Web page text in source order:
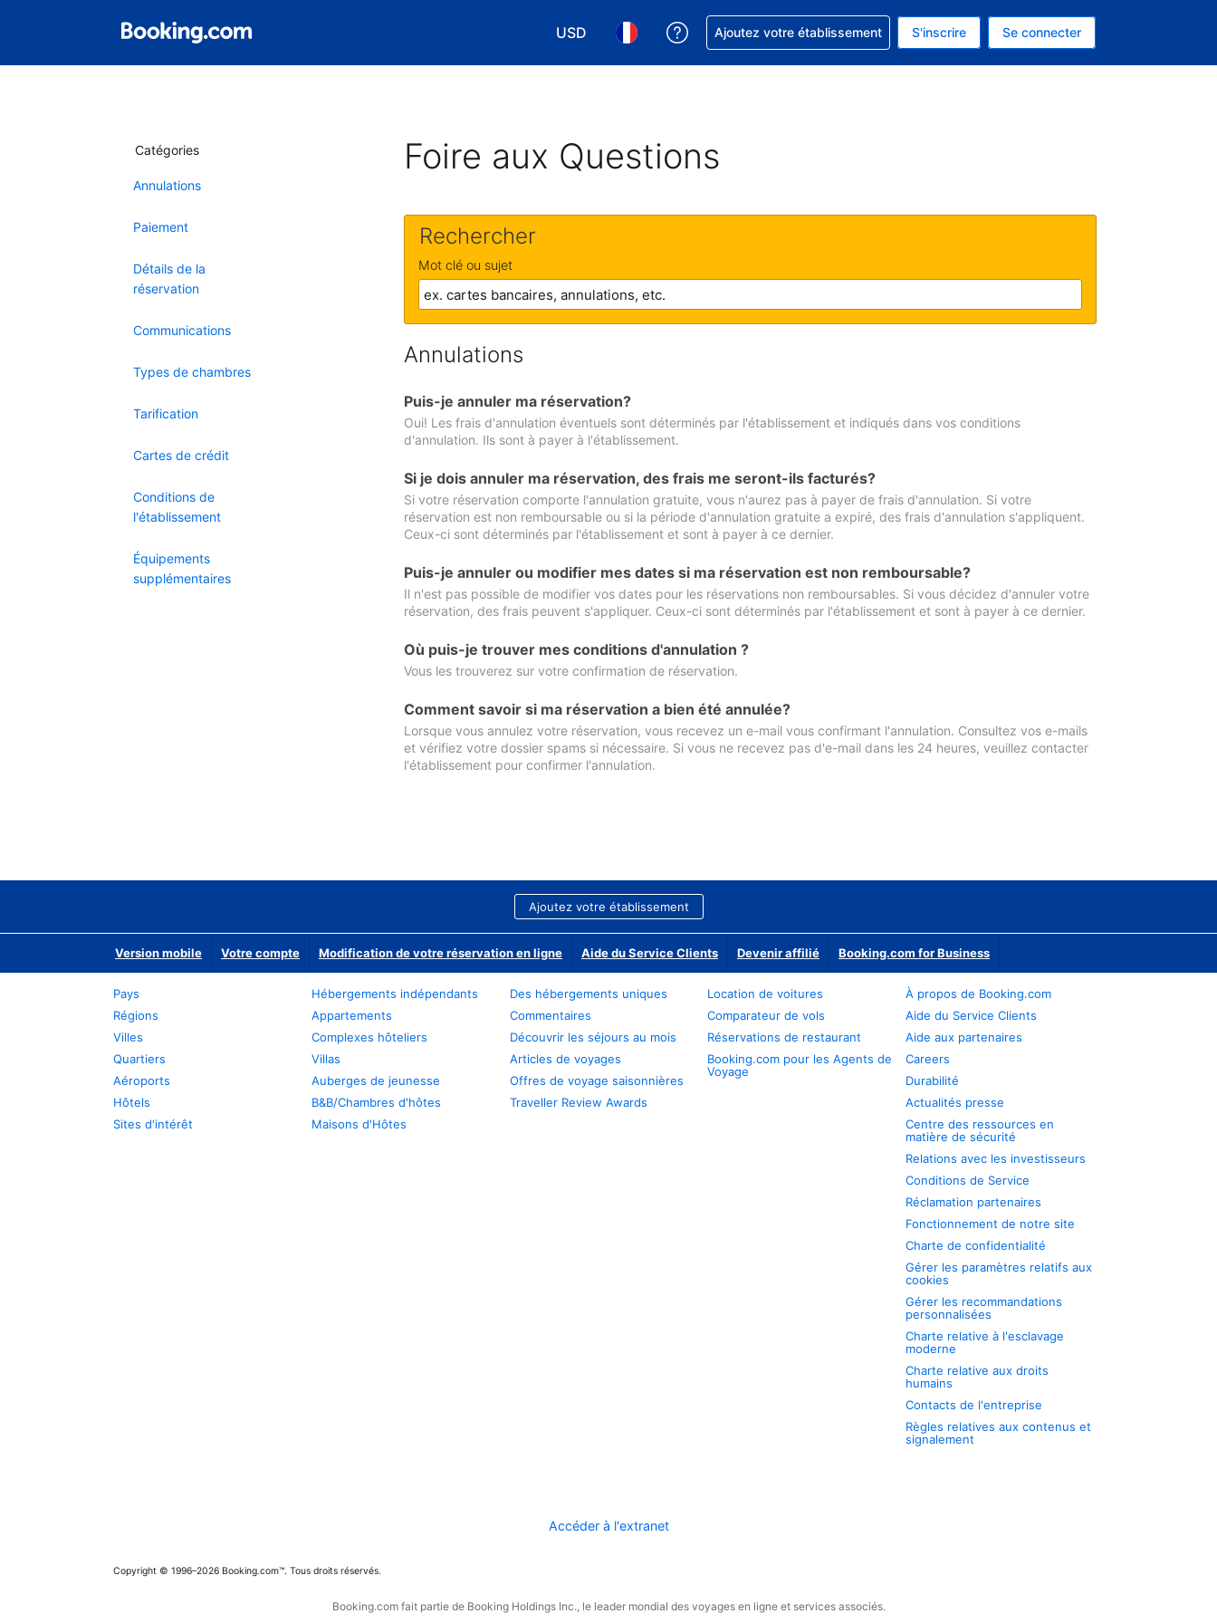
USD
Choisissez votre devise. Votre devise actuelle est celle-ci : Dollar américain.
Choisissez votre langue. Votre langue actuelle est celle-ci : Français.
Obtenez de l'aide concernant votre réservation
Ajoutez votre établissement S'inscrire Se connecter
Catégories
Annulations
Paiement
Détails de la
réservation
Communications
Types de chambres
Tarification
Cartes de crédit
Conditions de
l'établissement
Équipements
supplémentaires
Foire aux Questions
Rechercher
Mot clé ou sujet
Annulations
Puis-je annuler ma réservation?
Oui! Les frais d'annulation éventuels sont déterminés par l'établissement et indiqués dans vos conditions
d'annulation. Ils sont à payer à l'établissement.
Si je dois annuler ma réservation, des frais me seront-ils facturés?
Si votre réservation comporte l'annulation gratuite, vous n'aurez pas à payer de frais d'annulation. Si votre
réservation est non remboursable ou si la période d'annulation gratuite a expiré, des frais d'annulation s'appliquent.
Ceux-ci sont déterminés par l'établissement et sont à payer à ce dernier.
Puis-je annuler ou modifier mes dates si ma réservation est non remboursable?
Il n'est pas possible de modifier vos dates pour les réservations non remboursables. Si vous décidez d'annuler votre
réservation, des frais peuvent s'appliquer. Ceux-ci sont déterminés par l'établissement et sont à payer à ce dernier.
Où puis-je trouver mes conditions d'annulation ?
Vous les trouverez sur votre confirmation de réservation.
Comment savoir si ma réservation a bien été annulée?
Lorsque vous annulez votre réservation, vous recevez un e-mail vous confirmant l'annulation. Consultez vos e-mails
et vérifiez votre dossier spams si nécessaire. Si vous ne recevez pas d'e-mail dans les 24 heures, veuillez contacter
l'établissement pour confirmer l'annulation.
Ajoutez votre établissement
Version mobile Votre compte Modification de votre réservation en ligne Aide du Service Clients Devenir affilié Booking.com for Business
Pays
Régions
Villes
Quartiers
Aéroports
Hôtels
Sites d'intérêt
Hébergements indépendants
Appartements
Complexes hôteliers
Villas
Auberges de jeunesse
B&B/Chambres d'hôtes
Maisons d'Hôtes
Des hébergements uniques
Commentaires
Découvrir les séjours au mois
Articles de voyages
Offres de voyage saisonnières
Traveller Review Awards
Location de voitures
Comparateur de vols
Réservations de restaurant
Booking.com pour les Agents de
Voyage
À propos de Booking.com
Aide du Service Clients
Aide aux partenaires
Careers
Durabilité
Actualités presse
Centre des ressources en
matière de sécurité
Relations avec les investisseurs
Conditions de Service
Réclamation partenaires
Fonctionnement de notre site
Charte de confidentialité
Gérer les paramètres relatifs aux
cookies
Gérer les recommandations
personnalisées
Charte relative à l'esclavage
moderne
Charte relative aux droits
humains
Contacts de l'entreprise
Règles relatives aux contenus et
signalement
Accéder à l'extranet
Copyright © 1996–2026 Booking.com™. Tous droits réservés.
Booking.com fait partie de Booking Holdings Inc., le leader mondial des voyages en ligne et services associés.